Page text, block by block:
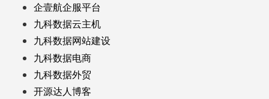
企壹航企服平台
九科数据云主机
九科数据网站建设
九科数据电商
九科数据外贸
开源达人博客